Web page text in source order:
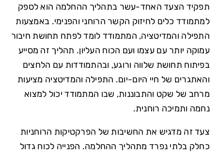
תפקיד הצעד האחד-עשר בתהליך ההחלמה הוא לספק
למתמודד כלים לחיזוק הקשר הרוחני והפנימי. באמצעות
התפילה והמדיטציה, המתמודד לומד לפתח תחושת חיבור
עמוקה יותר עם עצמו ועם הכוח העליון. תהליך זה מסייע
בפיתוח תחושת שלווה ורוגע, ובהתמודדות עם הלחצים
והאתגרים של חיי היום-יום. התפילה והמדיטציה מציעות
מרחב של שקט והתבוננות, שבו המתמודד יכול למצוא
נחמה ותמיכה רוחנית.
צעד זה מדגיש את החשיבות של הפרקטיקות הרוחניות
כחלק בלתי נפרד מתהליך ההחלמה. הפנייה לכוח גדול